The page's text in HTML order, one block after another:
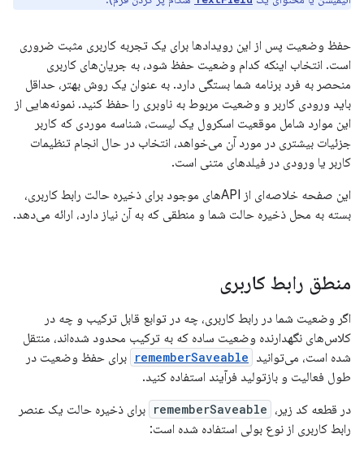
حفظ وضعیت پس از این رویدادها برای یک تجربه کاربری مثبت ضروری
است. انتخاب اینکه کدام وضعیت حفظ شود، به جریان‌های کاربری
منحصر به فرد برنامه شما بستگی دارد. به عنوان یک روش بهتر، حداقل
باید ورودی کاربر و وضعیت مربوط به ناوبری را حفظ کنید. نمونه‌هایی از
این موارد شامل موقعیت اسکرول یک لیست، شناسه موردی که کاربر
جزئیات بیشتری در مورد آن می‌خواهد، انتخاب در حال انجام تنظیمات
کاربر یا ورودی در فیلدهای متنی است.
این صفحه خلاصه‌ای از APIهای موجود برای ذخیره حالت رابط کاربری،
بسته به محل ذخیره حالت شما و منطقی که به آن نیاز دارد، ارائه می‌دهد.
منطق رابط کاربری
اگر وضعیت شما در رابط کاربری، چه در توابع قابل ترکیب و چه در
کلاس‌های نگهدارنده وضعیت ساده که به ترکیب محدود شده‌اند، منتقل
شده است، می‌توانید rememberSaveable برای حفظ وضعیت در
طول فعالیت و بازتولید فرآیند استفاده کنید.
در قطعه کد زیر، rememberSaveable برای ذخیره حالت یک عنصر
رابط کاربری از نوع بولی استفاده شده است: